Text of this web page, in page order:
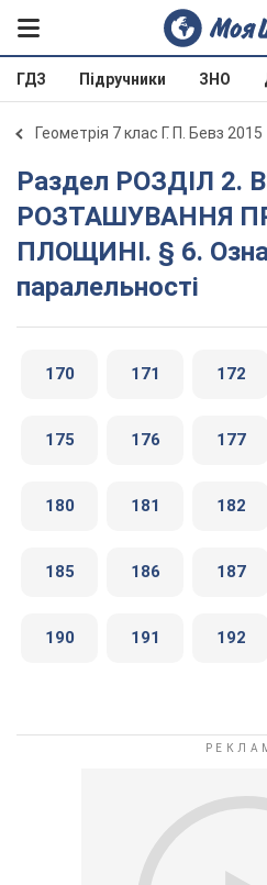
ГДЗ Підручники ЗНО
Геометрія 7 клас Г. П. Бевз 2015
Раздел РОЗДІЛ 2. ВЗАЄМНЕ
РОЗТАШУВАННЯ
ПЛОЩИНІ. § 6.
паралельності
170 171 172
175 176 177
180 181 182
185 186 187
190 191 192